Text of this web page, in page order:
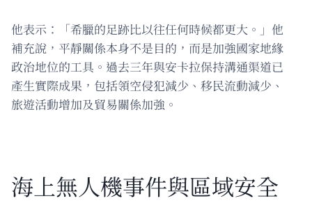
他表示：「希臘的足跡比以往任何時候都更大。」他
補充說，平靜關係本身不是目的，而是加強國家地緣
政治地位的工具。過去三年與安卡拉保持溝通渠道已
產生實際成果，包括領空侵犯減少、移民流動減少、
旅遊活動增加及貿易關係加強。
海上無人機事件與區域安全